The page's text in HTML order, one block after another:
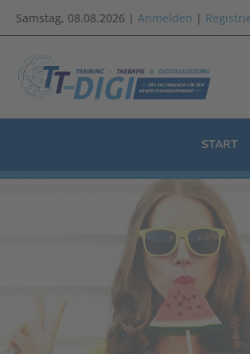
Samstag, 08.08.2026 | Anmelden |
START